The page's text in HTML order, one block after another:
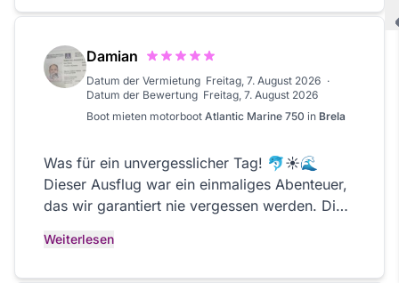
ist für Einsteiger sehr gut geeignet und das
Preis-/Leistungsverhältnis unschlagbar! Zu
dritt hatten wir viel Platz mit viel geschütztem
Stauraum. Wir sind den kompletten Tag mit
d'azure mit moderater Geschwindigkeit locker
mit dem Tank hingekommen (am Ende noch
1/3 voll). Weiterempfehlung zu Mensch und
Maschine 100%, vielen Dank nochmal für den
schönen Tag ;)
Damian
Datum der Vermietung Freitag, 7. August 2026 ·
Datum der Bewertung Freitag, 7. August 2026
Boot mieten motorboot Atlantic Marine 750 in Brela
Was für ein unvergesslicher Tag! 🐬☀️🌊
Dieser Ausflug war ein einmaliges Abenteuer,
das wir garantiert nie vergessen werden. Die
natürlichen Umgebung war einfach
Weiterlesen